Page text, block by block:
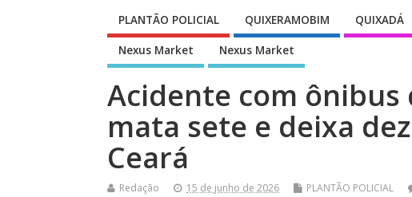
PLANTÃO POLICIAL QUIXERAMOBIM QUIXADÁ
Nexus Market Nexus Market
Acidente com
mata sete e deixa
Ceará
Redação 15 de junho de 2026 PLANTÃO POLICIAL